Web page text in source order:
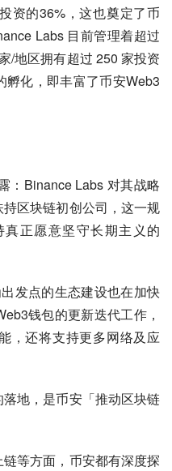
资的36%，这也奠定了币
Labs 目前管理着超过
/地区拥有超过 250 家投资
化，即丰富了币安Web3
：Binance Labs 对其战略
区块链初创公司，这一规
正愿意坚守长期主义的
发点的生态建设也在加快
钱包的更新迭代工作，
，还将支持更多网络及应
地，是币安「推动区块链
等方面，币安都有深度探